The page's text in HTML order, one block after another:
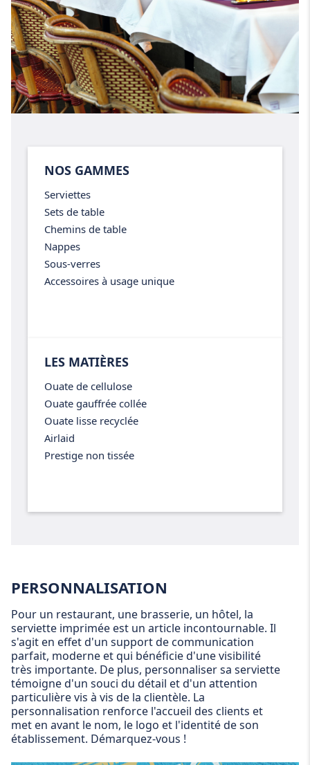
NOS GAMMES
Serviettes
Sets de table
Chemins de table
Nappes
Sous-verres
Accessoires à usage unique
LES MATIÈRES
Ouate de cellulose
Ouate gauffrée collée
Ouate lisse recyclée
Airlaid
Prestige non tissée
PERSONNALISATION
Pour un restaurant, une brasserie, un hôtel, la
serviette imprimée est un article incontournable. Il
s'agit en effet d'un support de communication
parfait, moderne et qui bénéficie d'une visibilité
très importante. De plus, personnaliser sa serviette
témoigne d'un souci du détail et d'un attention
particulière vis à vis de la clientèle. La
personnalisation renforce l'accueil des clients et
met en avant le nom, le logo et l'identité de son
établissement. Démarquez-vous !